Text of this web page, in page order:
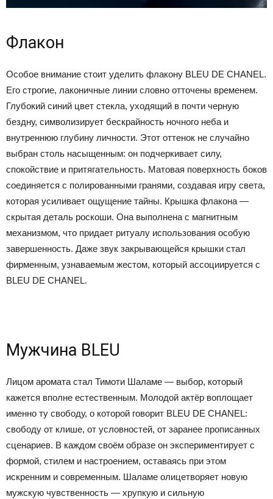
Флакон
Особое внимание стоит уделить флакону BLEU DE CHANEL.
Его строгие, лаконичные линии словно отточены временем.
Глубокий синий цвет стекла, уходящий в почти черную
бездну, символизирует бескрайность ночного неба и
внутреннюю глубину личности. Этот оттенок не случайно
выбран столь насыщенным: он подчеркивает силу,
спокойствие и притягательность. Матовая поверхность боков
соединяется с полированными гранями, создавая игру света,
которая усиливает ощущение тайны. Крышка флакона —
скрытая деталь роскоши. Она выполнена с магнитным
механизмом, что придает ритуалу использования особую
завершенность. Даже звук закрывающейся крышки стал
фирменным, узнаваемым жестом, который ассоциируется с
BLEU DE CHANEL.
Мужчина BLEU
Лицом аромата стал Тимоти Шаламе — выбор, который
кажется вполне естественным. Молодой актёр воплощает
именно ту свободу, о которой говорит BLEU DE CHANEL:
свободу от клише, от условностей, от заранее прописанных
сценариев. В каждом своём образе он экспериментирует с
формой, стилем и настроением, оставаясь при этом
искренним и современным. Шаламе олицетворяет новую
мужскую чувственность — хрупкую и сильную